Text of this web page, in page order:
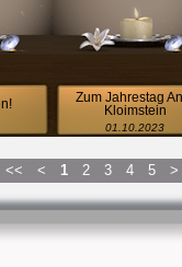
Zum Jahrestag
Kloimstein
01.10.2023
<< < 1 2 3 4 5 >